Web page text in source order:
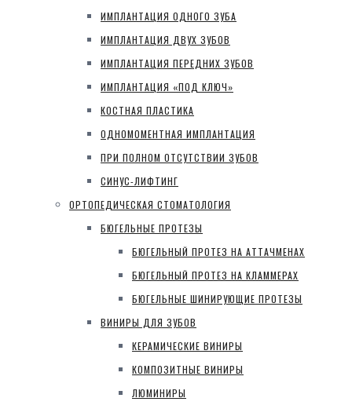
ИМПЛАНТАЦИЯ ОДНОГО ЗУБА
ИМПЛАНТАЦИЯ ДВУХ ЗУБОВ
ИМПЛАНТАЦИЯ ПЕРЕДНИХ ЗУБОВ
ИМПЛАНТАЦИЯ «ПОД КЛЮЧ»
КОСТНАЯ ПЛАСТИКА
ОДНОМОМЕНТНАЯ ИМПЛАНТАЦИЯ
ПРИ ПОЛНОМ ОТСУТСТВИИ ЗУБОВ
СИНУС-ЛИФТИНГ
ОРТОПЕДИЧЕСКАЯ СТОМАТОЛОГИЯ
БЮГЕЛЬНЫЕ ПРОТЕЗЫ
БЮГЕЛЬНЫЙ ПРОТЕЗ НА АТТАЧМЕНАХ
БЮГЕЛЬНЫЙ ПРОТЕЗ НА КЛАММЕРАХ
БЮГЕЛЬНЫЕ ШИНИРУЮЩИЕ ПРОТЕЗЫ
ВИНИРЫ ДЛЯ ЗУБОВ
КЕРАМИЧЕСКИЕ ВИНИРЫ
КОМПОЗИТНЫЕ ВИНИРЫ
ЛЮМИНИРЫ